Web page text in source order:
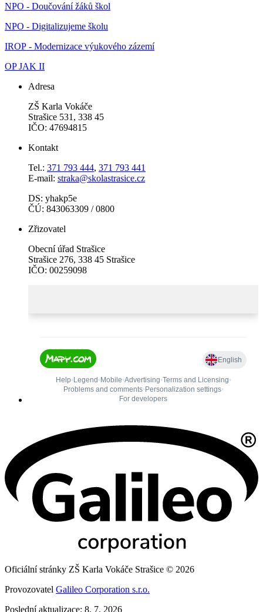
NPO - Doučování žáků škol
NPO - Digitalizujeme školu
IROP - Modernizace výukového zázemí
OP JAK II
Adresa
ZŠ Karla Vokáče
Strašice 531, 338 45
IČO: 47694815
Kontakt
Tel.: 371 793 444, 371 793 441
E-mail: straka@skolastrasice.cz
DS: yhakp5e
ČÚ: 843063309 / 0800
Zřizovatel
Obecní úřad Strašice
Strašice 276, 338 45 Strašice
IČO: 00259098
Oficiální stránky ZŠ Karla Vokáče Strašice © 2026
Provozovatel Galileo Corporation s.r.o.
Poslední aktualizace: 8. 7. 2026